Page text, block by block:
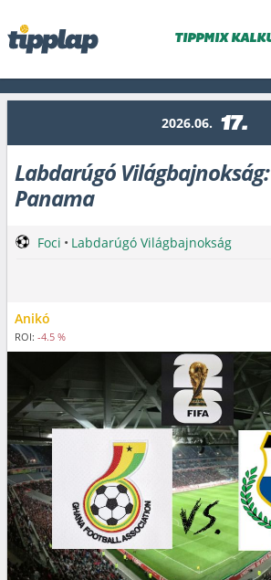
TIPPMIX
2026.06. 17.
Labdarúgó
Panama
Anikó
ROI: -4.5 %
Foci • Labdarúgó Világbajnokság